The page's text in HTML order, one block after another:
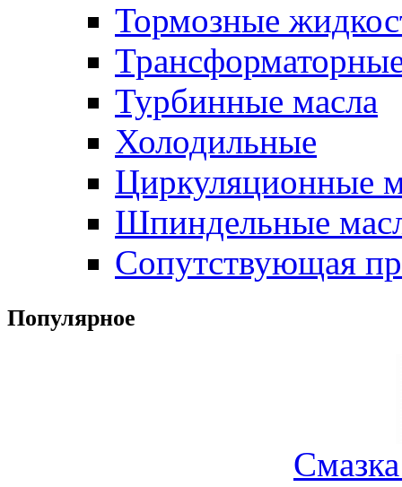
Тормозные
Турбинные масла
Холодильные
Циркуляционные
Шпиндельные
Сопутствующая
Популярное